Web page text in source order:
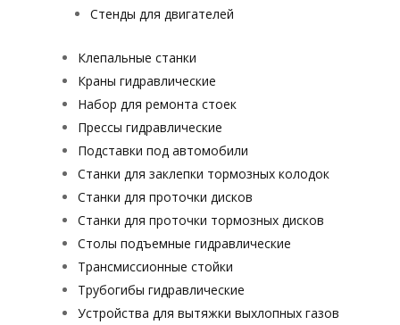
Стенды для двигателей
Клепальные станки
Краны гидравлические
Набор для ремонта стоек
Прессы гидравлические
Подставки под автомобили
Станки для заклепки тормозных колодок
Станки для проточки дисков
Станки для проточки тормозных дисков
Столы подъемные гидравлические
Трансмиссионные стойки
Трубогибы гидравлические
Устройства для вытяжки выхлопных газов